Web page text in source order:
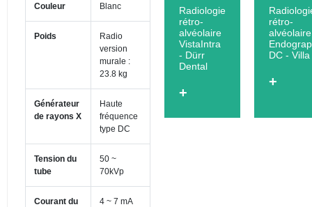
Couleur Blanc
Poids
Radio
version
murale :
23.8 kg
Générateur
de rayons X
Haute
fréquence
type DC
Tension du
tube
50 ~
70kVp
Courant du
4 ~ 7 mA
Radiologie
rétro-
alvéolaire
VistaIntra
- Dürr
Dental
+
rétro-
alvéolaire
DC - Villa
+